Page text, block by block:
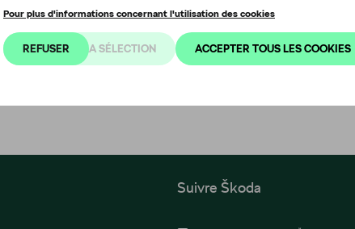
Suivre Škoda